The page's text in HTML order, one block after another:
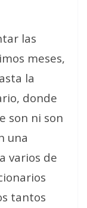
las
meses,
la
donde
son ni son
una
varios de
tantos